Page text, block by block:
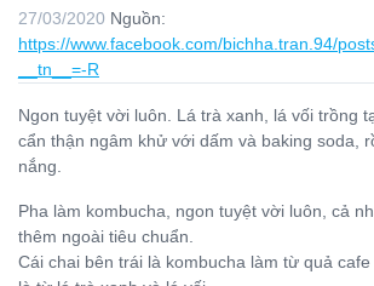
27/03/2020 Nguồn:
https://www.facebook.com/bichha.tran.94/
__tn__=-R
Ngon tuyệt vời luôn. Lá trà xanh, lá vối trồng
cẩn thận ngâm khử với dấm và baking soda,
nắng.
Pha làm kombucha, ngon tuyệt vời luôn, cả
thêm ngoài tiêu chuẩn.
Cái chai bên trái là kombucha làm từ quả